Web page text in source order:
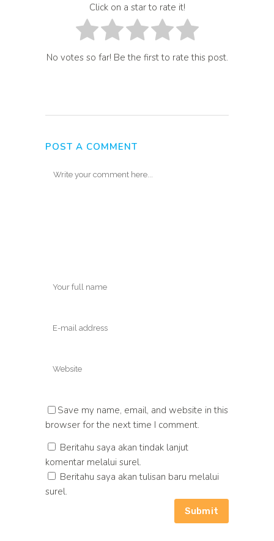
Click on a star to rate it!
No votes so far! Be the first to rate this post.
POST A COMMENT
Save my name, email, and website in this
browser for the next time I comment.
Beritahu saya akan tindak lanjut
komentar melalui surel.
Beritahu saya akan tulisan baru melalui
surel.